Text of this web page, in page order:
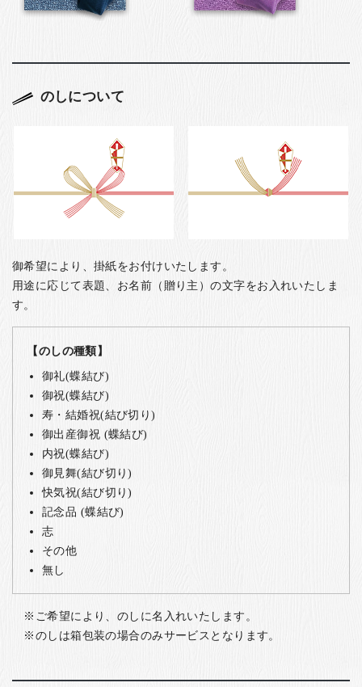
のしについて
御希望により、掛紙をお付けいたします。
用途に応じて表題、お名前（贈り主）の文字をお入れいたしま
す。
【のしの種類】
御礼(蝶結び)
御祝(蝶結び)
寿・結婚祝(結び切り)
御出産御祝 (蝶結び)
内祝(蝶結び)
御見舞(結び切り)
快気祝(結び切り)
記念品 (蝶結び)
志
その他
無し
ご希望により、のしに名入れいたします。
のしは箱包装の場合のみサービスとなります。